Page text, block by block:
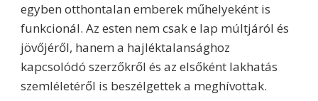
egyben otthontalan emberek műhelyeként is
funkcionál. Az esten nem csak e lap múltjáról és
jövőjéről, hanem a hajléktalansághoz
kapcsolódó szerzőkről és az elsőként lakhatás
szemléletéről is beszélgettek a meghívottak.